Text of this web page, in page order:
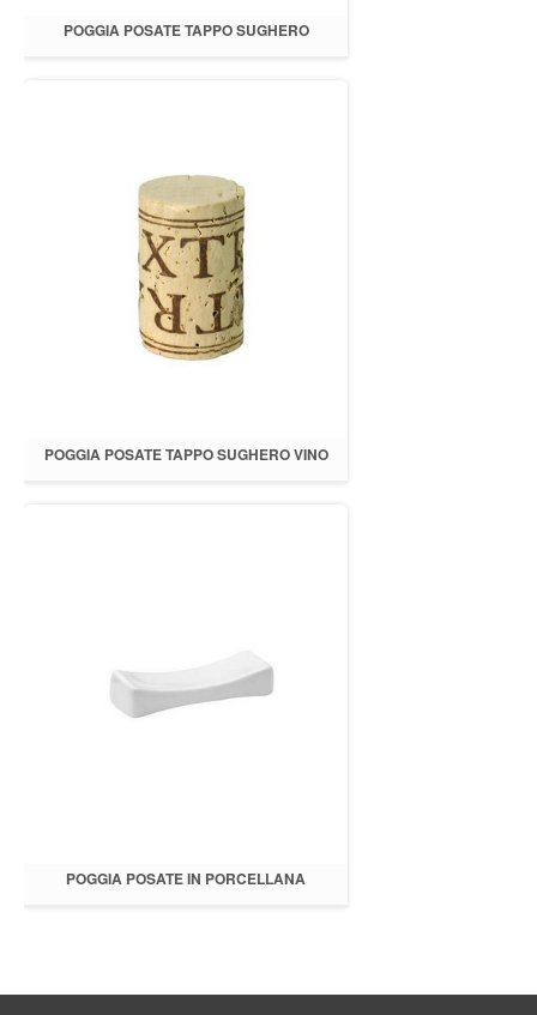
POGGIA POSATE TAPPO SUGHERO
POGGIA POSATE TAPPO SUGHERO VINO
POGGIA POSATE IN PORCELLANA